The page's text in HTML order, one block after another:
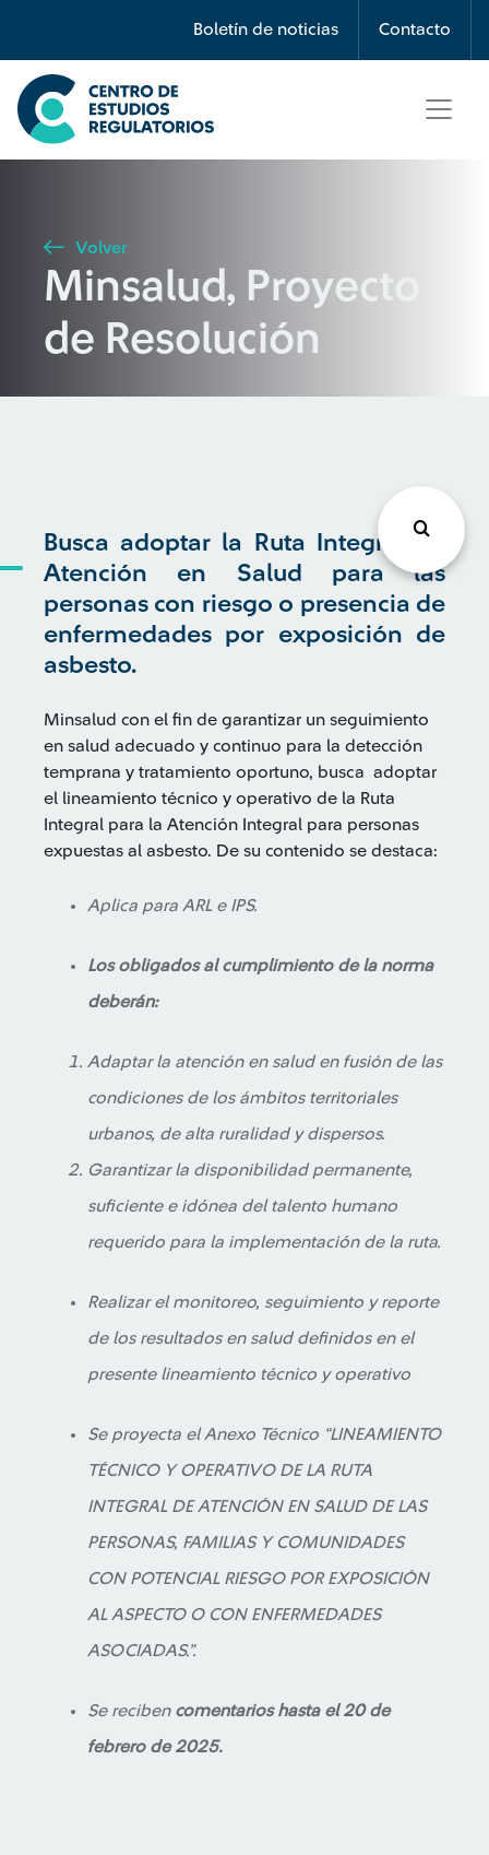
Boletín de noticias Contacto
Búsqueda
Seleccione país
Buscar
Volver
Minsalud, Proyecto
de Resolución
Busca adoptar la Ruta Integral de
Atención en Salud para las
personas con riesgo o presencia de
enfermedades por exposición de
asbesto.
Minsalud con el fin de garantizar un seguimiento
en salud adecuado y continuo para la detección
temprana y tratamiento oportuno, busca adoptar
el lineamiento técnico y operativo de la Ruta
Integral para la Atención Integral para personas
expuestas al asbesto. De su contenido se destaca:
Aplica para ARL e IPS.
Los obligados al cumplimiento de la norma
deberán:
Adaptar la atención en salud en fusión de las
condiciones de los ámbitos territoriales
urbanos, de alta ruralidad y dispersos.
Garantizar la disponibilidad permanente,
suficiente e idónea del talento humano
requerido para la implementación de la ruta.
Realizar el monitoreo, seguimiento y reporte
de los resultados en salud definidos en el
presente lineamiento técnico y operativo
Se proyecta el Anexo Técnico “LINEAMIENTO
TÉCNICO Y OPERATIVO DE LA RUTA
INTEGRAL DE ATENCIÓN EN SALUD DE LAS
PERSONAS, FAMILIAS Y COMUNIDADES
CON POTENCIAL RIESGO POR EXPOSICIÓN
AL ASPECTO O CON ENFERMEDADES
ASOCIADAS.”.
Se reciben comentarios hasta el 20 de
febrero de 2025.